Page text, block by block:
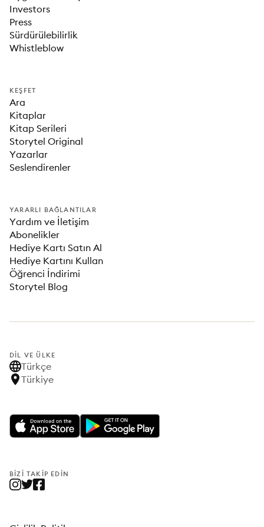
Investors
Press
Sürdürülebilirlik
Whistleblow
KEŞFET
Ara
Kitaplar
Kitap Serileri
Storytel Original
Yazarlar
Seslendirenler
YARARLI BAĞLANTILAR
Yardım ve İletişim
Abonelikler
Hediye Kartı Satın Al
Hediye Kartını Kullan
Öğrenci İndirimi
Storytel Blog
DIL VE ÜLKE
Türkçe
Türkiye
BIZI TAKIP EDIN